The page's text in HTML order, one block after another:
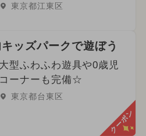
東京都江東区
ッズパークで遊ぼう
大型ふわふわ遊具や0歳児
コーナーも完備☆
東京都台東区
クーポン